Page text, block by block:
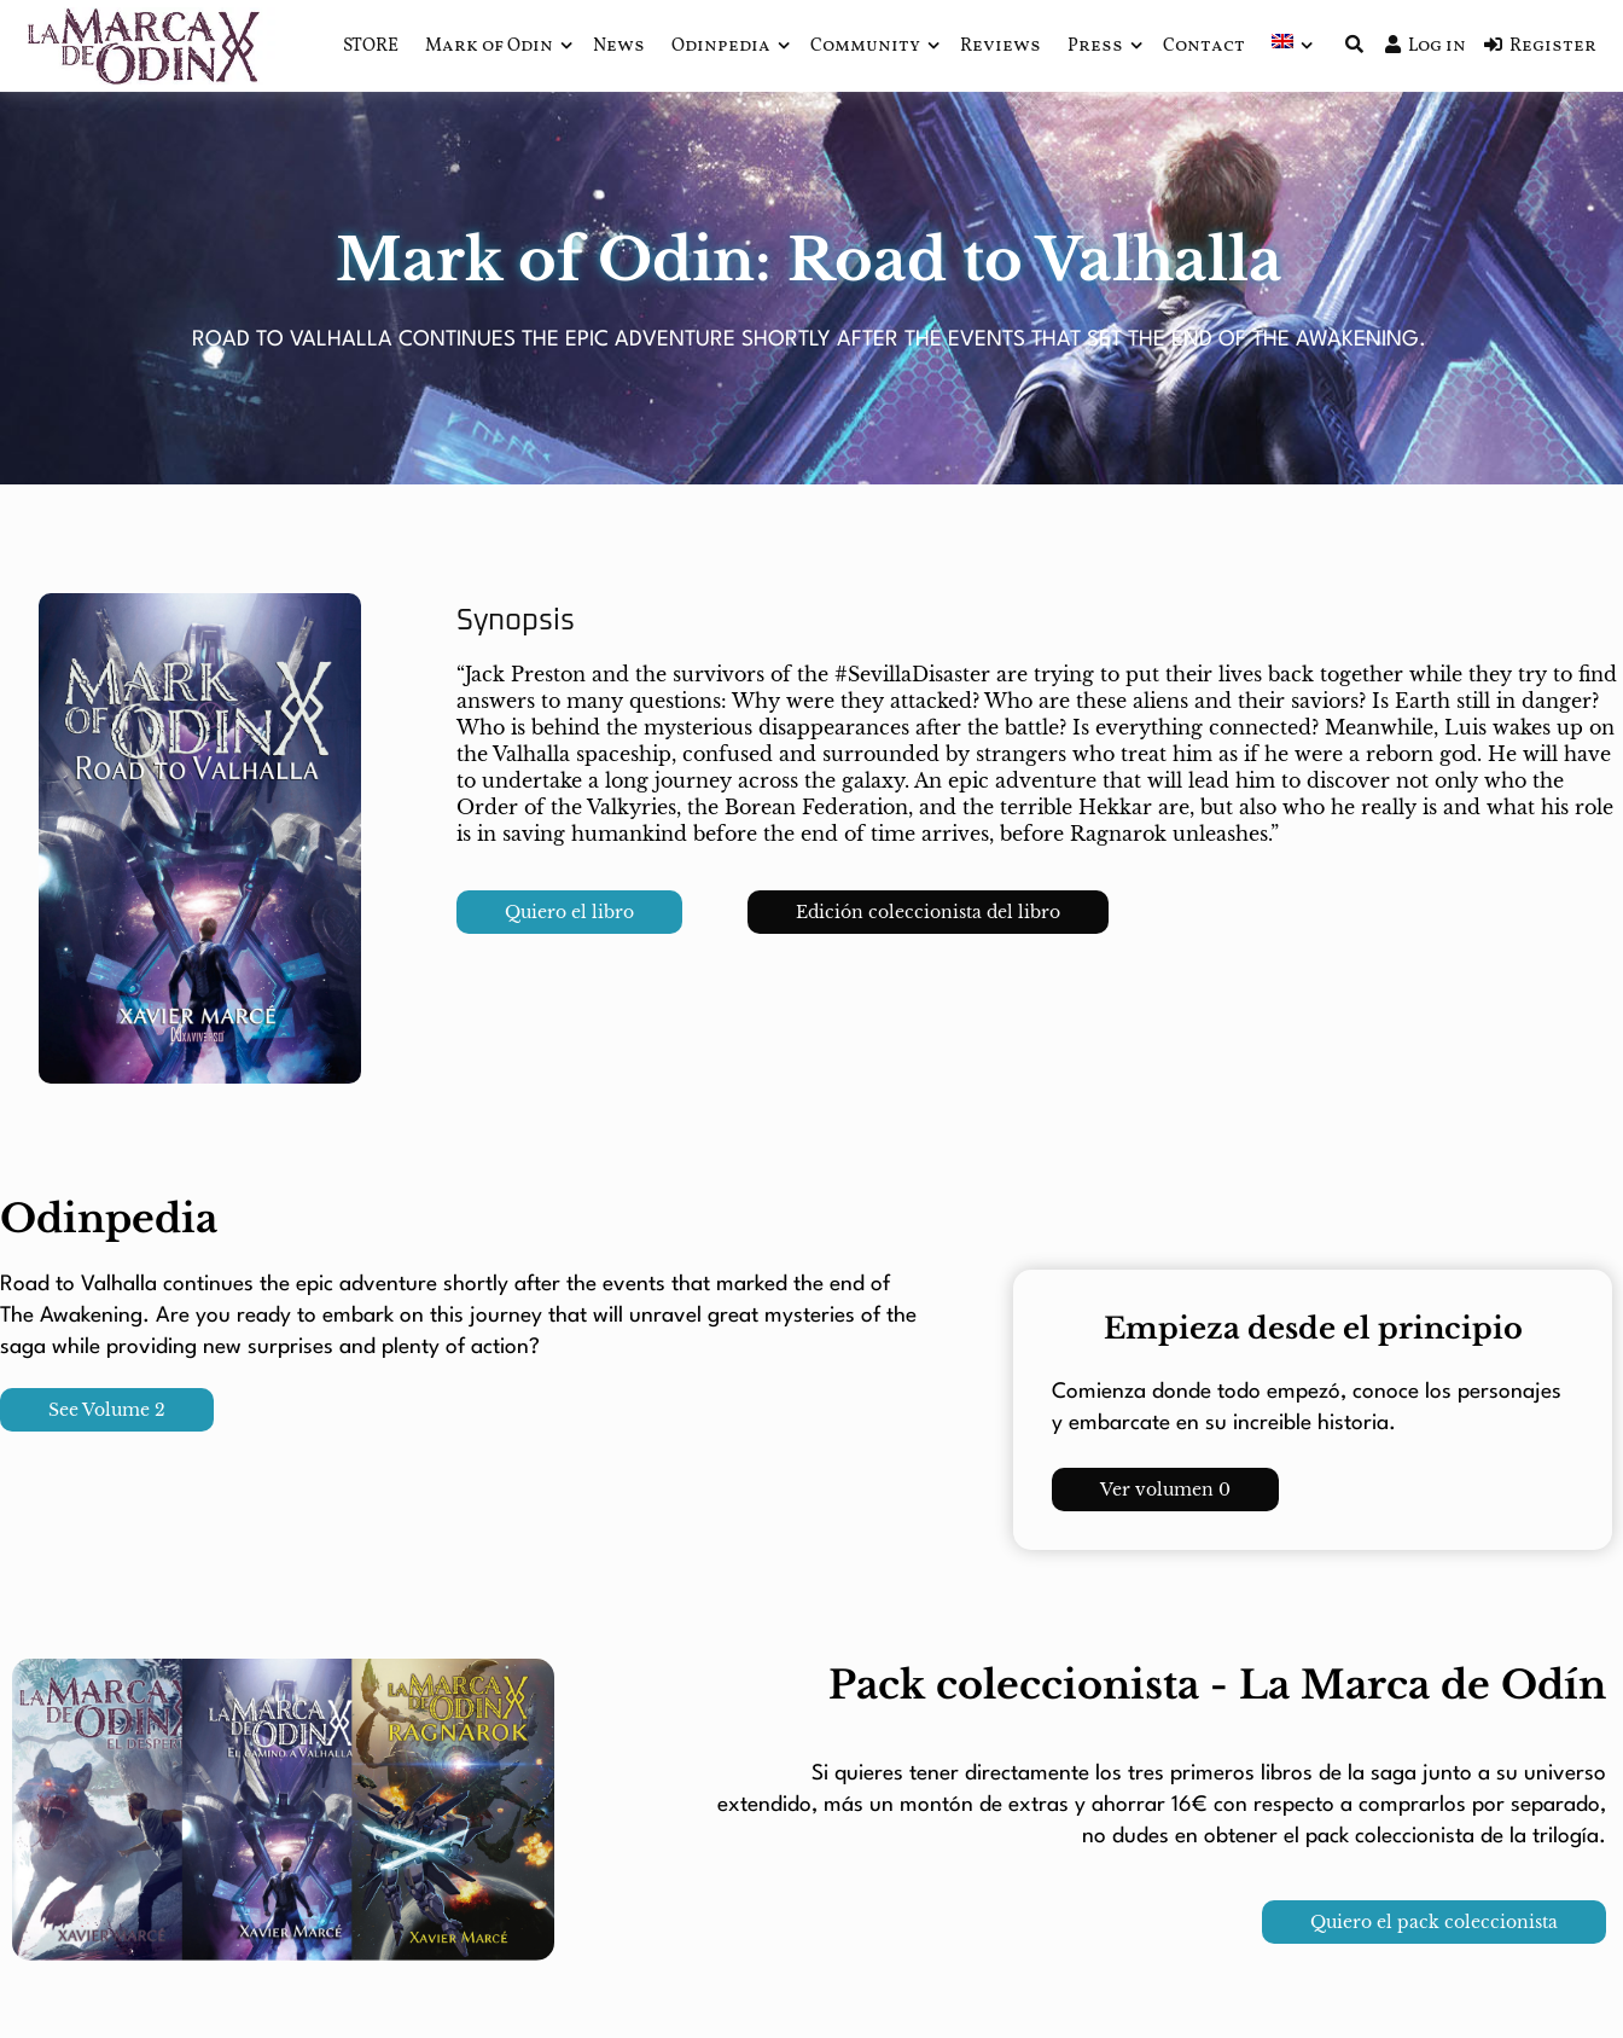
La Marca de Odín
La saga literaria transmedia que fusiona actualidad con mitología nórdica y ciencia ficción
STORE Mark of Odin News Odinpedia Community Reviews Press Contact Log in Register
Mark of Odin: Road to Valhalla
ROAD TO VALHALLA CONTINUES THE EPIC ADVENTURE SHORTLY AFTER THE EVENTS THAT SET THE END OF THE AWAKENING.
Synopsis
“Jack Preston and the survivors of the #SevillaDisaster are trying to put their lives back together while they try to find
answers to many questions: Why were they attacked? Who are these aliens and their saviors? Is Earth still in danger?
Who is behind the mysterious disappearances after the battle? Is everything connected? Meanwhile, Luis wakes up on
the Valhalla spaceship, confused and surrounded by strangers who treat him as if he were a reborn god. He will have
to undertake a long journey across the galaxy. An epic adventure that will lead him to discover not only who the
Order of the Valkyries, the Borean Federation, and the terrible Hekkar are, but also who he really is and what his role
is in saving humankind before the end of time arrives, before Ragnarok unleashes.”
Quiero el libro Edición coleccionista del libro
Odinpedia
Road to Valhalla continues the epic adventure shortly after the events that marked the end of
The Awakening. Are you ready to embark on this journey that will unravel great mysteries of the
saga while providing new surprises and plenty of action?
See Volume 2
Empieza desde el principio
Comienza donde todo empezó, conoce los personajes
y embarcate en su increible historia.
Ver volumen 0
Pack coleccionista - La Marca de Odín
Si quieres tener directamente los tres primeros libros de la saga junto a su universo
extendido, más un montón de extras y ahorrar 16€ con respecto a comprarlos por separado,
no dudes en obtener el pack coleccionista de la trilogía.
Quiero el pack coleccionista